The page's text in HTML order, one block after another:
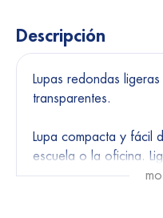
Descripción
Lupas redondas
transparentes.
Lupa compacta y fácil
escuela o la oficina.
durante un período de